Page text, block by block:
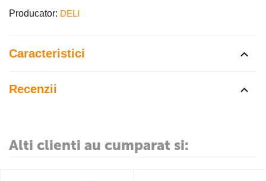
Producator: DELI
Caracteristici
Recenzii
Alti clienti au cumparat si: